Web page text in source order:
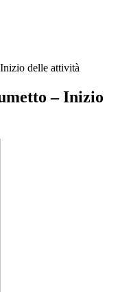
delle attività
– Inizio